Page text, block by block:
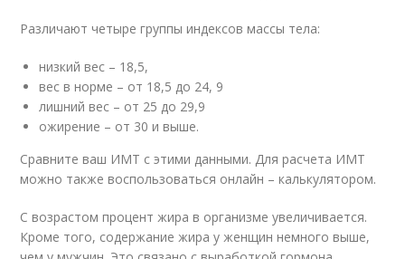
Различают четыре группы индексов массы тела:
низкий вес – 18,5,
вес в норме – от 18,5 до 24, 9
лишний вес – от 25 до 29,9
ожирение – от 30 и выше.
Сравните ваш ИМТ с этими данными. Для расчета ИМТ
можно также воспользоваться онлайн – калькулятором.
С возрастом процент жира в организме увеличивается.
Кроме того, содержание жира у женщин немного выше,